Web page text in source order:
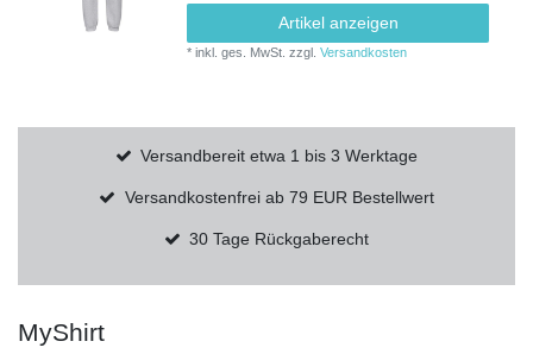
Artikel anzeigen
*inkl. ges. MwSt. zzgl.Versandkosten
Versandbereit etwa 1 bis 3 Werktage
Versandkostenfrei ab 79 EUR Bestellwert
30 Tage Rückgaberecht
MyShirt